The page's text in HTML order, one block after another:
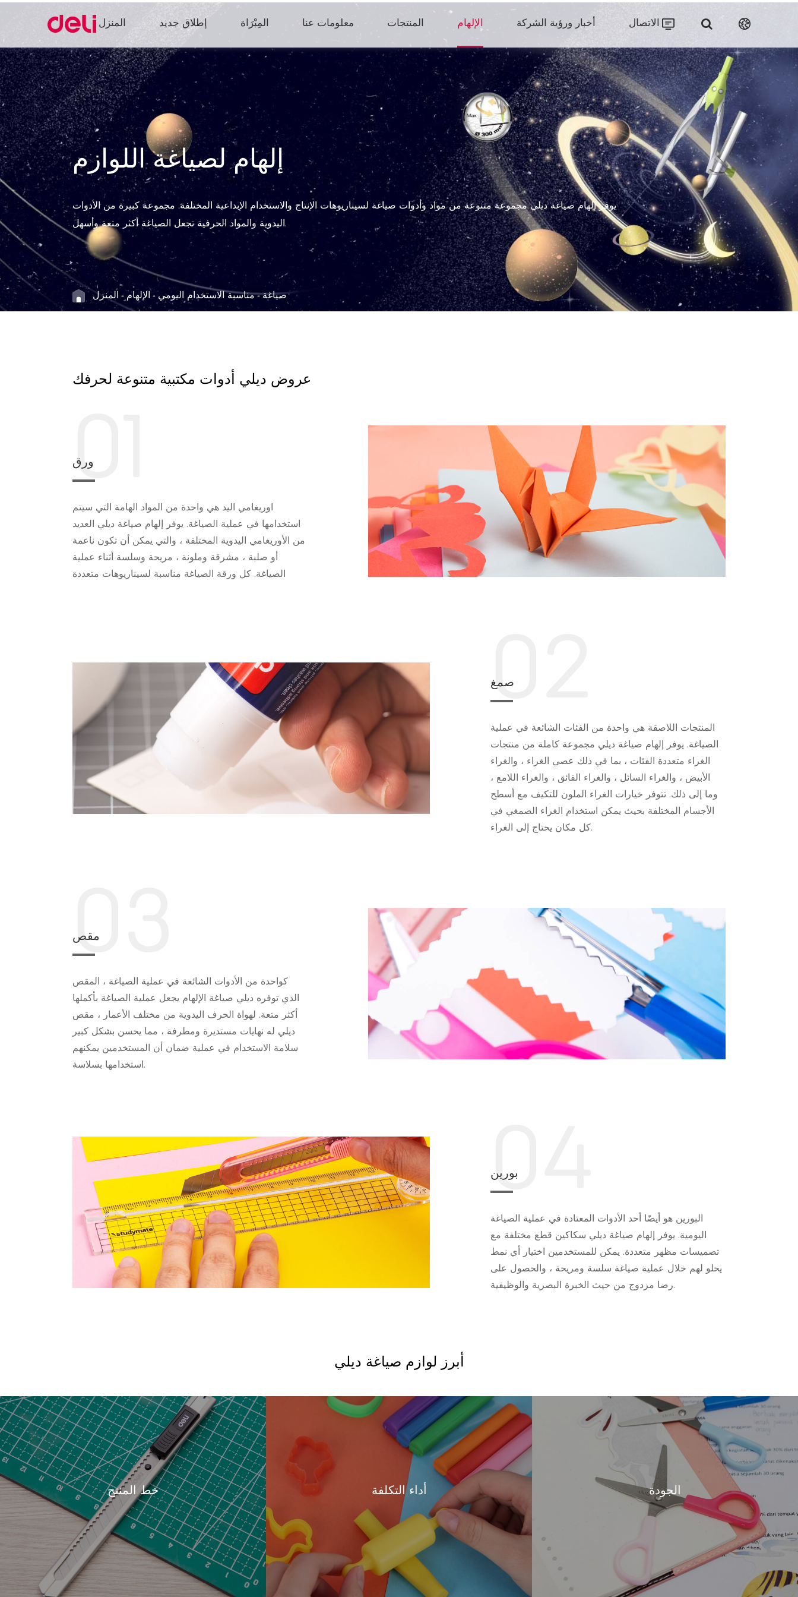
المنزل إطلاق جديد المِبْرَاة معلومات عنا المنتجات الإلهام أخبار ورؤية الشركة الاتصال
المنزل الإلهام مناسبة الاستخدام اليومي صياغة
إلهام لصياغة اللوازم
يوفر إلهام صياغة ديلي مجموعة متنوعة من مواد وأدوات صياغة لسيناريوهات الإنتاج والاستخدام الإبداعية المختلفة. مجموعة كبيرة من الأدوات
اليدوية والمواد الحرفية تجعل الصياغة أكثر متعة وأسهل.
عروض ديلي أدوات مكتبية متنوعة لحرفك
01
ورق
اوريغامي اليد هي واحدة من المواد الهامة التي سيتم
استخدامها في عملية الصياغة. يوفر إلهام صياغة ديلي العديد
من الأوريغامي اليدوية المختلفة ، والتي يمكن أن تكون ناعمة
أو صلبة ، مشرقة وملونة ، مريحة وسلسة أثناء عملية
الصياغة. كل ورقة الصياغة مناسبة لسيناريوهات متعددة
02
صمغ
المنتجات اللاصقة هي واحدة من الفئات الشائعة في عملية
الصياغة. يوفر إلهام صياغة ديلي مجموعة كاملة من منتجات
الغراء متعددة الفئات ، بما في ذلك عصي الغراء ، والغراء
الأبيض ، والغراء السائل ، والغراء الفائق ، والغراء اللامع ،
وما إلى ذلك. تتوفر خيارات الغراء الملون للتكيف مع أسطح
الأجسام المختلفة بحيث يمكن استخدام الغراء الصمغي في
كل مكان يحتاج إلى الغراء.
03
مقص
كواحدة من الأدوات الشائعة في عملية الصياغة ، المقص
الذي توفره ديلي صياغة الإلهام يجعل عملية الصياغة بأكملها
أكثر متعة. لهواة الحرف اليدوية من مختلف الأعمار ، مقص
ديلي له نهايات مستديرة ومطرفة ، مما يحسن بشكل كبير
سلامة الاستخدام في عملية ضمان أن المستخدمين يمكنهم
استخدامها بسلاسة.
04
بورين
البورين هو أيضًا أحد الأدوات المعتادة في عملية الصياغة
اليومية. يوفر إلهام صياغة ديلي سكاكين قطع مختلفة مع
تصميسات مظهر متعددة. يمكن للمستخدمين اختيار أي نمط
يحلو لهم خلال عملية صياغة سلسة ومريحة ، والحصول على
رضا مزدوج من حيث الخبرة البصرية والوظيفية.
أبرز لوازم صياغة ديلي
خط المنتج أداء التكلفة الجودة